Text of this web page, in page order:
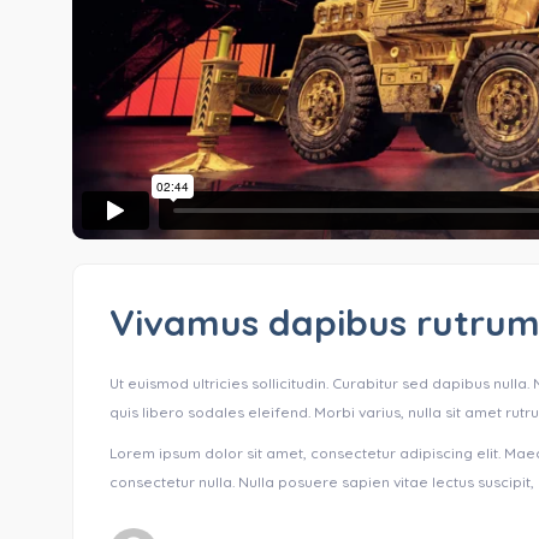
Vivamus dapibus rutrum
Ut euismod ultricies sollicitudin. Curabitur sed dapibus
quis libero sodales eleifend. Morbi varius, nulla sit amet
Lorem ipsum dolor sit amet, consectetur adipiscing elit.
consectetur nulla. Nulla posuere sapien vitae lectus